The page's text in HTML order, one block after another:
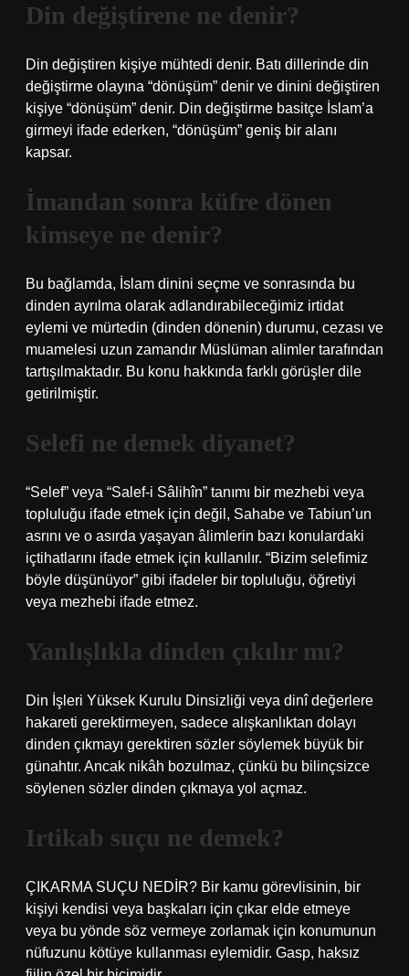
Din değiştirene ne denir?
Din değiştiren kişiye mühtedi denir. Batı dillerinde din
değiştirme olayına “dönüşüm” denir ve dinini değiştiren
kişiye “dönüşüm” denir. Din değiştirme basitçe İslam’a
girmeyi ifade ederken, “dönüşüm” geniş bir alanı
kapsar.
İmandan sonra küfre dönen
kimseye ne denir?
Bu bağlamda, İslam dinini seçme ve sonrasında bu
dinden ayrılma olarak adlandırabileceğimiz irtidat
eylemi ve mürtedin (dinden dönenin) durumu, cezası ve
muamelesi uzun zamandır Müslüman alimler tarafından
tartışılmaktadır. Bu konu hakkında farklı görüşler dile
getirilmiştir.
Selefi ne demek diyanet?
“Selef” veya “Salef-i Sâlihîn” tanımı bir mezhebi veya
topluluğu ifade etmek için değil, Sahabe ve Tabiun’un
asrını ve o asırda yaşayan âlimlerin bazı konulardaki
içtihatlarını ifade etmek için kullanılır. “Bizim selefimiz
böyle düşünüyor” gibi ifadeler bir topluluğu, öğretiyi
veya mezhebi ifade etmez.
Yanlışlıkla dinden çıkılır mı?
Din İşleri Yüksek Kurulu Dinsizliği veya dinî değerlere
hakareti gerektirmeyen, sadece alışkanlıktan dolayı
dinden çıkmayı gerektiren sözler söylemek büyük bir
günahtır. Ancak nikâh bozulmaz, çünkü bu bilinçsizce
söylenen sözler dinden çıkmaya yol açmaz.
Irtikab suçu ne demek?
ÇIKARMA SUÇU NEDİR? Bir kamu görevlisinin, bir
kişiyi kendisi veya başkaları için çıkar elde etmeye
veya bu yönde söz vermeye zorlamak için konumunun
nüfuzunu kötüye kullanması eylemidir. Gasp, haksız